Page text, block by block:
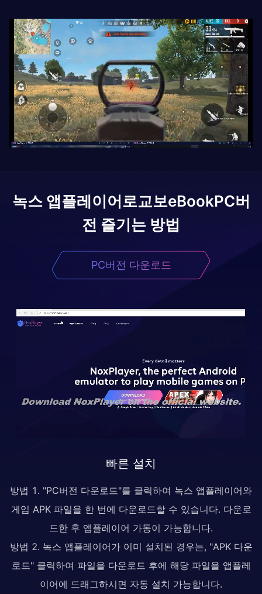
녹스 앱플레이어로교보eBookPC버
전 즐기는 방법
PC버전 다운로드
빠른 설치
방법 1. "PC버전 다운로드"를 클릭하여 녹스 앱플레이어와
게임 APK 파일을 한 번에 다운로드할 수 있습니다. 다운로
드한 후 앱플레이어 가동이 가능합니다.
방법 2. 녹스 앱플레이어가 이미 설치된 경우는, "APK 다운
로드" 클릭하여 파일을 다운로드 후에 해당 파일을 앱플레
이어에 드래그하시면 자동 설치 가능합니다.